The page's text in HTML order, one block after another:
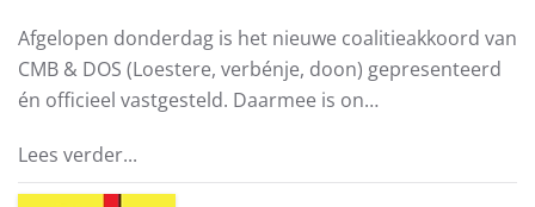
Afgelopen donderdag is het nieuwe coalitieakkoord van
CMB & DOS (Loestere, verbénje, doon) gepresenteerd
én officieel vastgesteld. Daarmee is on…
Lees verder...